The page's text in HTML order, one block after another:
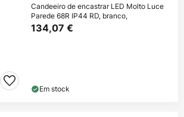
Candeeiro de encastrar LED Molto Luce
Parede 68R IP44 RD, branco,
134,07 €
Em stock